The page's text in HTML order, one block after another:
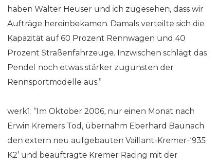
haben Walter Heuser und ich zugesehen, dass wir
Aufträge hereinbekamen. Damals verteilte sich die
Kapazität auf 60 Prozent Rennwagen und 40
Prozent Straßenfahrzeuge. Inzwischen schlägt das
Pendel noch etwas stärker zugunsten der
Rennsportmodelle aus.”
werk1: “Im Oktober 2006, nur einen Monat nach
Erwin Kremers Tod, übernahm Eberhard Baunach
den extern neu aufgebauten Vaillant-Kremer-‘935
K2’ und beauftragte Kremer Racing mit der